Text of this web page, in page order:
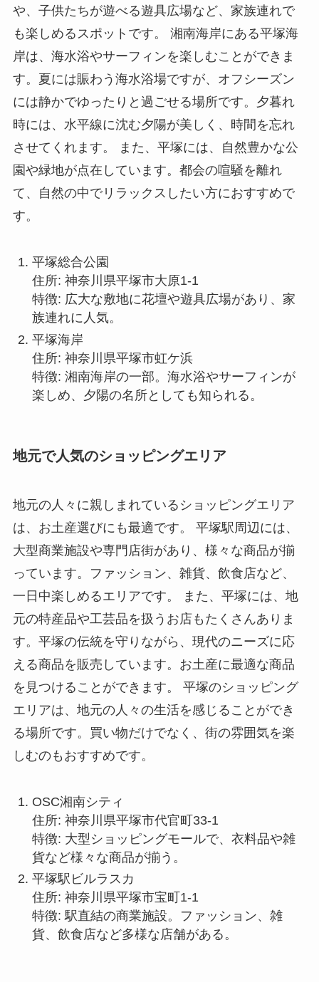
や、子供たちが遊べる遊具広場など、家族連れで
も楽しめるスポットです。 湘南海岸にある平塚海
岸は、海水浴やサーフィンを楽しむことができま
す。夏には賑わう海水浴場ですが、オフシーズン
には静かでゆったりと過ごせる場所です。夕暮れ
時には、水平線に沈む夕陽が美しく、時間を忘れ
させてくれます。 また、平塚には、自然豊かな公
園や緑地が点在しています。都会の喧騒を離れ
て、自然の中でリラックスしたい方におすすめで
す。
平塚総合公園
住所: 神奈川県平塚市大原1-1
特徴: 広大な敷地に花壇や遊具広場があり、家
族連れに人気。
平塚海岸
住所: 神奈川県平塚市虹ケ浜
特徴: 湘南海岸の一部。海水浴やサーフィンが
楽しめ、夕陽の名所としても知られる。
地元で人気のショッピングエリア
地元の人々に親しまれているショッピングエリア
は、お土産選びにも最適です。 平塚駅周辺には、
大型商業施設や専門店街があり、様々な商品が揃
っています。ファッション、雑貨、飲食店など、
一日中楽しめるエリアです。 また、平塚には、地
元の特産品や工芸品を扱うお店もたくさんありま
す。平塚の伝統を守りながら、現代のニーズに応
える商品を販売しています。お土産に最適な商品
を見つけることができます。 平塚のショッピング
エリアは、地元の人々の生活を感じることができ
る場所です。買い物だけでなく、街の雰囲気を楽
しむのもおすすめです。
OSC湘南シティ
住所: 神奈川県平塚市代官町33-1
特徴: 大型ショッピングモールで、衣料品や雑
貨など様々な商品が揃う。
平塚駅ビルラスカ
住所: 神奈川県平塚市宝町1-1
特徴: 駅直結の商業施設。ファッション、雑
貨、飲食店など多様な店舗がある。